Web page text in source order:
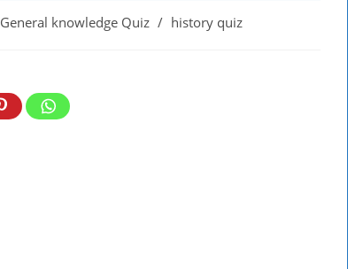
General knowledge Quiz / history quiz